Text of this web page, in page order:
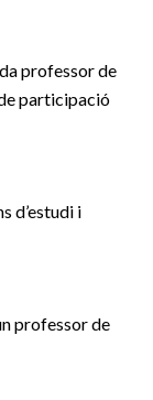
professor de
participació
d’estudi i
professor de